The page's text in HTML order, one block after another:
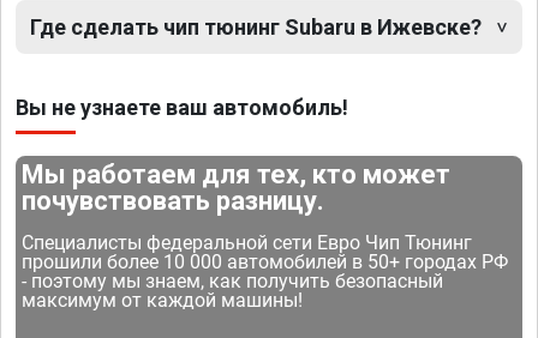
Где сделать чип тюнинг Subaru в Ижевске?
Вы не узнаете ваш автомобиль!
Мы работаем для тех, кто может
почувствовать разницу.
Специалисты федеральной сети Евро Чип Тюнинг
прошили более 10 000 автомобилей в 50+ городах РФ
- поэтому мы знаем, как получить безопасный
максимум от каждой машины!